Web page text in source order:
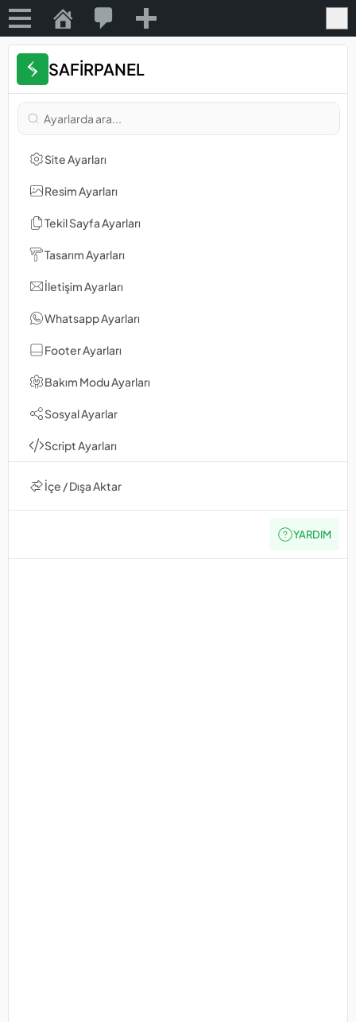
Menü Safirpanel Demo (Imaj)
SAFİRPANEL
Site Ayarları
Resim Ayarları
Tekil Sayfa Ayarları
Tasarım Ayarları
İletişim Ayarları
Whatsapp Ayarları
Footer Ayarları
Bakım Modu Ayarları
Sosyal Ayarlar
Script Ayarları
İçe / Dışa Aktar
YARDIM